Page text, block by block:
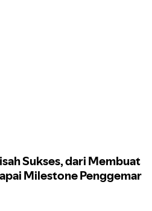
Sukses, dari Membuat
Milestone Penggemar